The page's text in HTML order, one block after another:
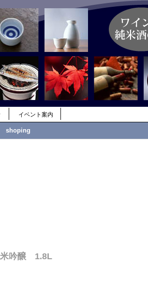
イベント案内
shoping
吟醸 1.8L